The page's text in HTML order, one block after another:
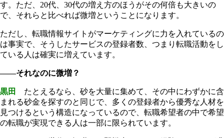
す。ただ、20代、30代の増え方のほうがその何倍も大きいの
で、それらと比べれば微増ということになります。
ただし、転職情報サイトがマーケティングに力を入れているの
は事実で、そうしたサービスの登録者数、つまり転職活動をし
ている人は確実に増えています。
――それなのに微増？
黒田
たとえるなら、砂を大量に集めて、その中にわずかに含
まれる砂金を探すのと同じで、多くの登録者から優秀な人材を
見つけるという構造になっているので、転職希望者の中で希望
の転職が実現できる人は一部に限られています。